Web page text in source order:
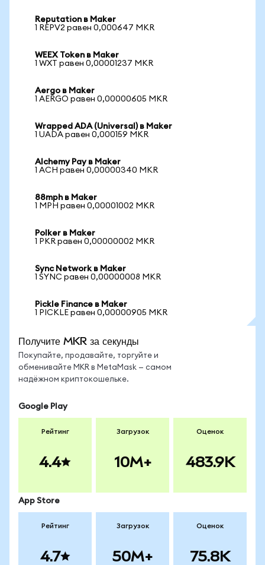
Reputation в Maker
1 REPV2 равен 0,000647 MKR
WEEX Token в Maker
1 WXT равен 0,00001237 MKR
Aergo в Maker
1 AERGO равен 0,00000605 MKR
Wrapped ADA (Universal) в Maker
1 UADA равен 0,000159 MKR
Alchemy Pay в Maker
1 ACH равен 0,00000340 MKR
88mph в Maker
1 MPH равен 0,00001002 MKR
Polker в Maker
1 PKR равен 0,00000002 MKR
Sync Network в Maker
1 SYNC равен 0,00000008 MKR
Pickle Finance в Maker
1 PICKLE равен 0,00000905 MKR
Получите MKR за секунды
Покупайте, продавайте, торгуйте и
обменивайте MKR в MetaMask — самом
надёжном криптокошельке.
Google Play
Рейтинг
4.4
Загрузок
10M+
Оценок
483.9K
App Store
Рейтинг
4.7
Загрузок
50M+
Оценок
75.8K